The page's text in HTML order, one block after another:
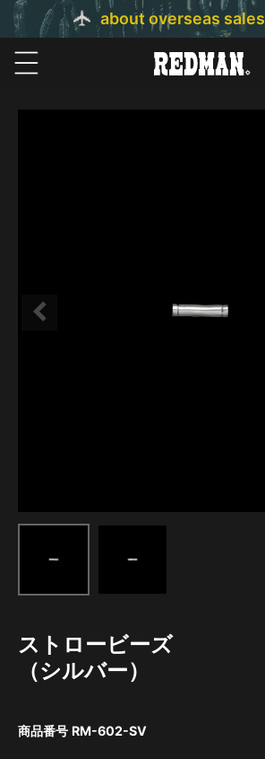
about overseas sales
ストロービーズ
（シルバー）
商品番号 RM-602-SV